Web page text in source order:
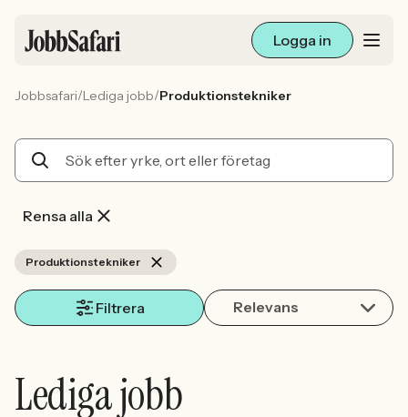
Logga in
Arbetsliv och karriär
Sök med AI
Jobbsafari/Lediga jobb/Produktionstekniker
Rensa alla
Produktionstekniker
Filtrera Relevans
Lediga jobb